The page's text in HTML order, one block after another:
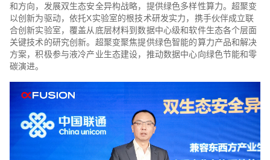
和方向，发展双生态安全异构战略，提供绿色多样性算力。超聚变
以创新为驱动，依托X实验室的根技术研发实力，携手伙伴成立联
合创新实验室，覆盖从底层材料到数据中心级和软件生态各个层面
关键技术的研究创新。超聚变聚焦提供绿色智能的算力产品和解决
方案，积极参与液冷产业生态建设，推动数据中心向绿色节能和零
碳演进。